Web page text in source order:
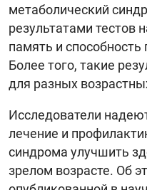
метаболический
результатами тестов
память и
Более того, такие
для разных
Исследователи
лечение и
синдрома улучшить
зрелом возрасте. Об